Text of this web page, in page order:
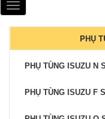
Toggle
navigation
PHỤ
PHỤ TÙNG ISUZU N
PHỤ TÙNG ISUZU F